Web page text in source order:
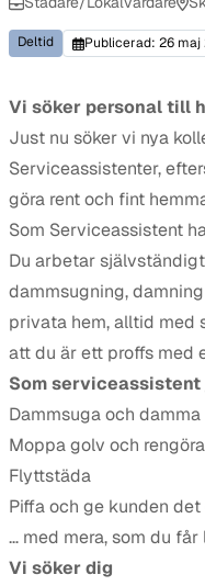
Deltid Publicerad: 26 maj
Vi söker personal till
Just nu söker vi nya
Serviceassistenter,
göra rent och fint
Som Serviceassistent
Du arbetar
dammsugning,
privata hem, alltid med
att du är ett proffs med
Som
Dammsuga och damma
Moppa golv och
Flyttstäda
Piffa och ge kunden
… med mera, som du får
Vi söker dig